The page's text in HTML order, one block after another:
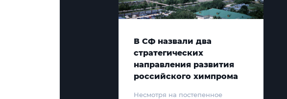
В СФ назвали два
стратегических
направления развития
российского химпрома
Несмотря на постепенное